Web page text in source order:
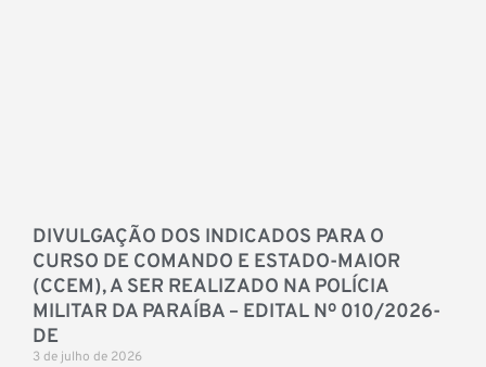
DIVULGAÇÃO DOS INDICADOS PARA O
CURSO DE COMANDO E ESTADO-MAIOR
(CCEM), A SER REALIZADO NA POLÍCIA
MILITAR DA PARAÍBA – EDITAL Nº 010/2026-
DE
3 de julho de 2026